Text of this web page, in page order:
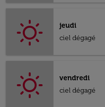
jeudi
ciel dégagé
vendredi
ciel dégagé